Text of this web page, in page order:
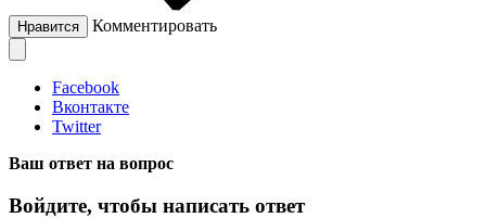
Нравится Комментировать
Facebook
Вконтакте
Twitter
Ваш ответ на вопрос
Войдите, чтобы написать ответ